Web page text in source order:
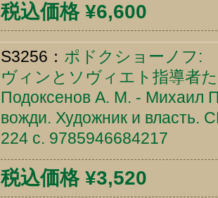
税込価格 ¥6,600
S3256： ポドクショーノフ:
ヴィンとソヴィエト指導者
Подоксенов А. М. - Михаил
вожди. Художник и власть.
224 c. 9785946684217
税込価格 ¥3,520